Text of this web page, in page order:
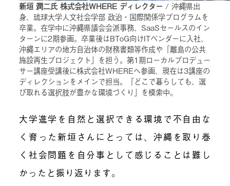
新垣 潤二氏 株式会社WHERE ディレクター / 沖縄県出
身、琉球大学人文社会学部 政治・国際関係学プログラムを
卒業。在学中に沖縄県議会会派事務、SaaSセールスのイン
ターンに2期参画。卒業後はBToG向けITベンダーに入社、
沖縄エリアの地方自治体の財務書類等作成や「離島の公共
施設再生プロジェクト」を担う。第1期ローカルプロデュー
サー講座受講後に株式会社WHEREへ参画、現在は3講座の
ディレクションをメインで担当。「どこで暮らしても、選
び取れる選択肢が豊かな環境づくり」を模索中。
大学進学を自然と選択できる環境で不自由な
く育った新垣さんにとっては、沖縄を取り巻
く社会問題を自分事として感じることは難し
かったと振り返ります。